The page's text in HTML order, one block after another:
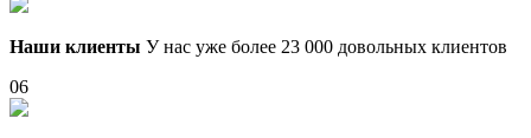
Наши клиенты У нас уже более 23 000 довольных клиентов
06